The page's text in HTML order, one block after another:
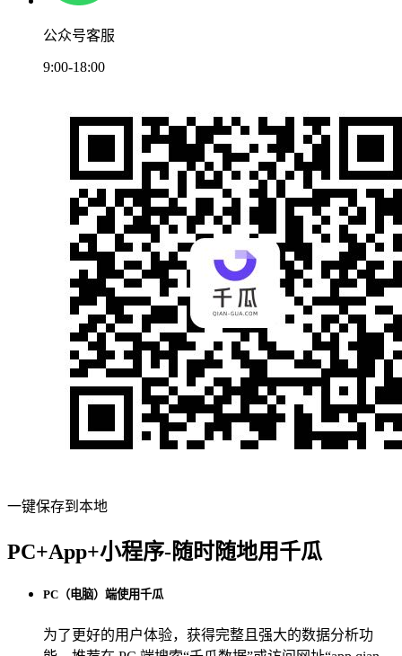
公众号客服
9:00-18:00
一键保存到本地
PC+App+小程序-随时随地用千瓜
PC（电脑）端使用千瓜
为了更好的用户体验，获得完整且强大的数据分析功